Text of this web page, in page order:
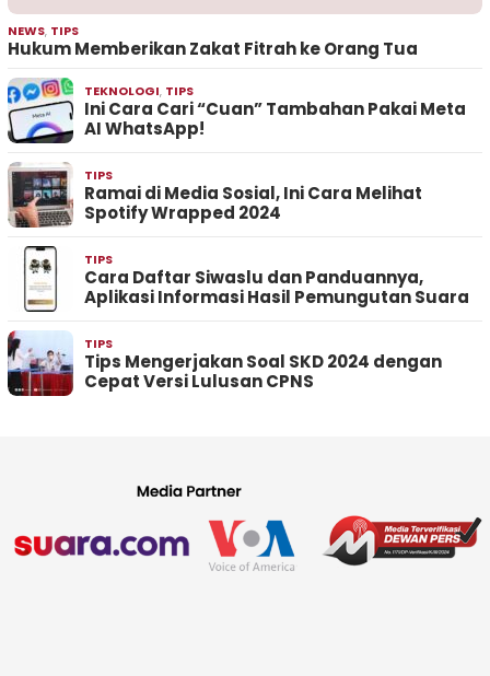
NEWS, TIPS
Hukum Memberikan Zakat Fitrah ke Orang Tua
TEKNOLOGI, TIPS
Ini Cara Cari “Cuan” Tambahan Pakai Meta
AI WhatsApp!
TIPS
Ramai di Media Sosial, Ini Cara Melihat
Spotify Wrapped 2024
TIPS
Cara Daftar Siwaslu dan Panduannya,
Aplikasi Informasi Hasil Pemungutan Suara
TIPS
Tips Mengerjakan Soal SKD 2024 dengan
Cepat Versi Lulusan CPNS